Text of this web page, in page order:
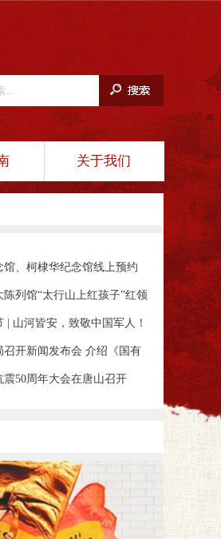
关于我们
馆、柯棣华纪念馆线上预约
通！
陈列馆“太行山上红孩子”红领
目入选全国典型项目
| 山河皆安，致敬中国军人！
召开新闻发布会 介绍《国有
管理办法》《革命文物保
震50周年大会在唐山召开